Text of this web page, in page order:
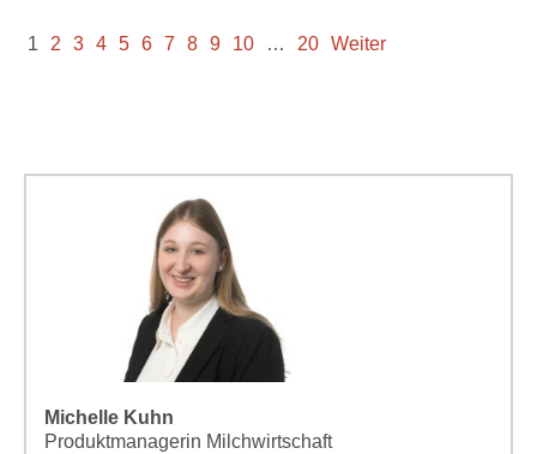
1 2 3 4 5 6 7 8 9 10 … 20 Weiter
Michelle Kuhn
Produktmanagerin Milchwirtschaft